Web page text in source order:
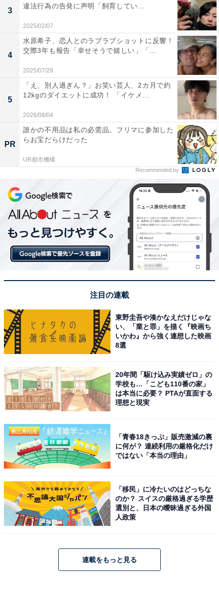
3
違法行為の告発に声明「飼育してい...
2025/02/07
4
水原希子、恋人とのラブラブショットに反響！
交際3年も報告「幸せそうで嬉しい」「...
2025/07/28
5
「え、別人過ぎん？」お笑い芸人、2カ月で約
12kgのダイエットに成功！ 「イケメ...
2026/08/04
PR
誰かの不用品は私の必需品。フリマに参加した
らお宝だらけだった
UR都市機構
Recommended by
注目の連載
東野圭吾や湊かなえだけじゃな
い、「業と罪」を描く『映画ち
いかわ』から強く連想した映画
8選
20年間「駆け込み実績ゼロ」の
学校も…「こども110番の家」
は本当に必要？ PTAが直面する
理想と現実
「青春18きっぷ」販売激減の裏
に何が？ 連続利用の厳格化だけ
ではない「本当の理由」
「移民」に冷たいのはどっちな
のか？ スイスの厳格過ぎる学歴
選別と、日本の曖昧過ぎる外国
人政策
連載をもっと見る